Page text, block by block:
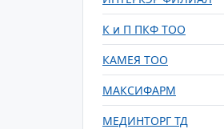
К и П ПКФ ТОО
КАМЕЯ ТОО
МАКСИФАРМ
МЕДИНТОРГ ТД